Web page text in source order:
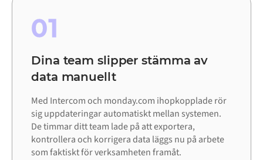
01
Dina team slipper stämma av
data manuellt
Med Intercom och monday.com ihopkopplade rör
sig uppdateringar automatiskt mellan systemen.
De timmar ditt team lade på att exportera,
kontrollera och korrigera data läggs nu på arbete
som faktiskt för verksamheten framåt.